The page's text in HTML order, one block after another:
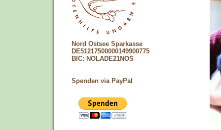
Nord Ostsee Sparkasse
DE51217500000149900775
BIC: NOLADE21NOS
Spenden via PayPal